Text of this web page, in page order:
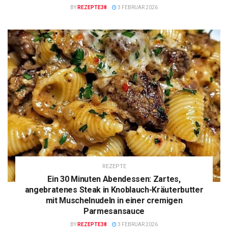
BY REZEPTE38 3 FEBRUAR 2026
REZEPTE
Ein 30 Minuten Abendessen: Zartes,
angebratenes Steak in Knoblauch-Kräuterbutter
mit Muschelnudeln in einer cremigen
Parmesansauce
BY REZEPTE38 3 FEBRUAR 2026